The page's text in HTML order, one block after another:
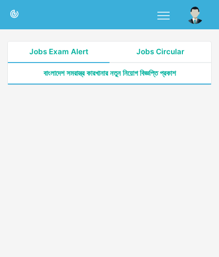
Jobs Exam Alert Jobs Circular
বাংলাদেশ সমরাস্ত্র কারখানার নতুন নিয়োগ বিজ্ঞপ্তি প্রকাশ